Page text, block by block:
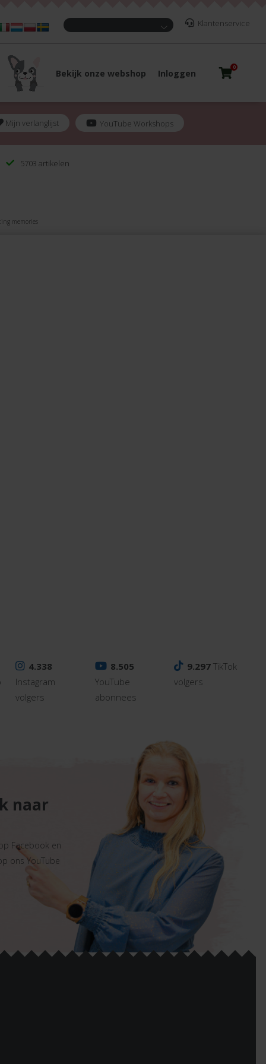
Klantenservice
Bekijk onze webshop Inloggen
0
Mijn verlanglijst YouTube Workshops
5703 artikelen
memories
memories
4.338
Instagram
volgers
8.505
YouTube
abonnees
9.297TikTok
volgers
naar
Facebook en
ons YouTube